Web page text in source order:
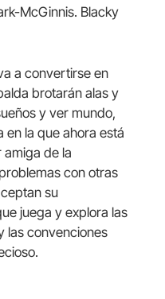
McGinnis. Blacky
a convertirse en
brotarán alas y
y ver mundo,
la que ahora está
amiga de la
con otras
su
juega y explora las
las convenciones